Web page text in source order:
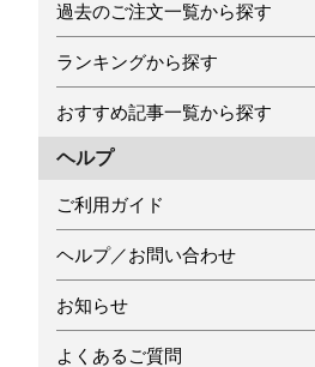
過去のご注文一覧から探す
ランキングから探す
おすすめ記事一覧から探す
ヘルプ
ご利用ガイド
ヘルプ／お問い合わせ
お知らせ
よくあるご質問